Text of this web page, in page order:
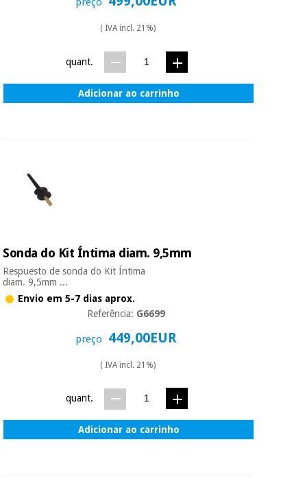
( IVA incl. 21%)
quant.
Adicionar ao carrinho
Sonda do Kit Íntima diam. 9,5mm
Respuesto de sonda do Kit Íntima
diam. 9,5mm ...
Envio em 5-7 dias aprox.
Referência: G6699
preço 449,00EUR
( IVA incl. 21%)
quant.
Adicionar ao carrinho